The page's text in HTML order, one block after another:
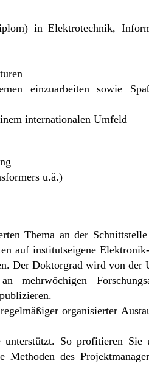
in Elektrotechnik,
einzuarbeiten sowie
internationalen Umfeld
u.ä.)
Thema an der
auf institutseigene
Der Doktorgrad wird von der
organisierter
So profitieren
des